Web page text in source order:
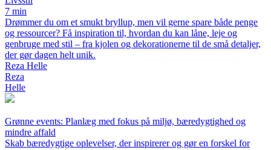
7 min
Drømmer du om et smukt bryllup, men vil gerne spare både penge
og ressourcer? Få inspiration til, hvordan du kan låne, leje og
genbruge med stil – fra kjolen og dekorationerne til de små detaljer,
der gør dagen helt unik.
Reza Helle
Reza
Helle
Grønne events: Planlæg med fokus på miljø, bæredygtighed og
mindre affald
Skab bæredygtige oplevelser, der inspirerer og gør en forskel for